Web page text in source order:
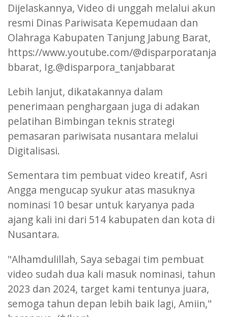
Dijelaskannya, Video di unggah melalui akun
resmi Dinas Pariwisata Kepemudaan dan
Olahraga Kabupaten Tanjung Jabung Barat,
https://www.youtube.com/@disparporatanja
bbarat, Ig.@disparpora_tanjabbarat
Lebih lanjut, dikatakannya dalam
penerimaan penghargaan juga di adakan
pelatihan Bimbingan teknis strategi
pemasaran pariwisata nusantara melalui
Digitalisasi.
Sementara tim pembuat video kreatif, Asri
Angga mengucap syukur atas masuknya
nominasi 10 besar untuk karyanya pada
ajang kali ini dari 514 kabupaten dan kota di
Nusantara.
"Alhamdulillah, Saya sebagai tim pembuat
video sudah dua kali masuk nominasi, tahun
2023 dan 2024, target kami tentunya juara,
semoga tahun depan lebih baik lagi, Amiin,"